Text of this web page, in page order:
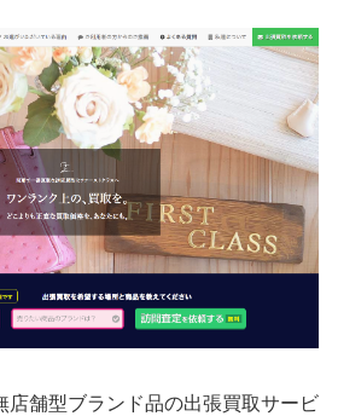
店舗型ブランド品の出張買取サービ